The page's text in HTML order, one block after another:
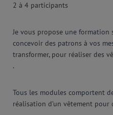
2 à 4 participants
Je vous propose une
concevoir des patrons à vos
transformer, pour réaliser des
.
Tous les modules comportent
réalisation d’un vêtement pour